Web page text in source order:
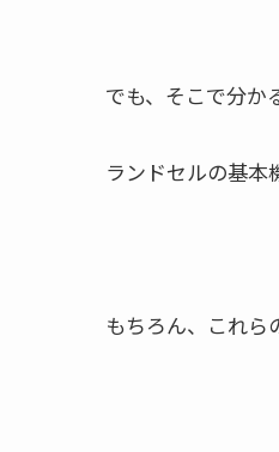
でも、そこで分か
ランドセルの基本
もちろん、これら